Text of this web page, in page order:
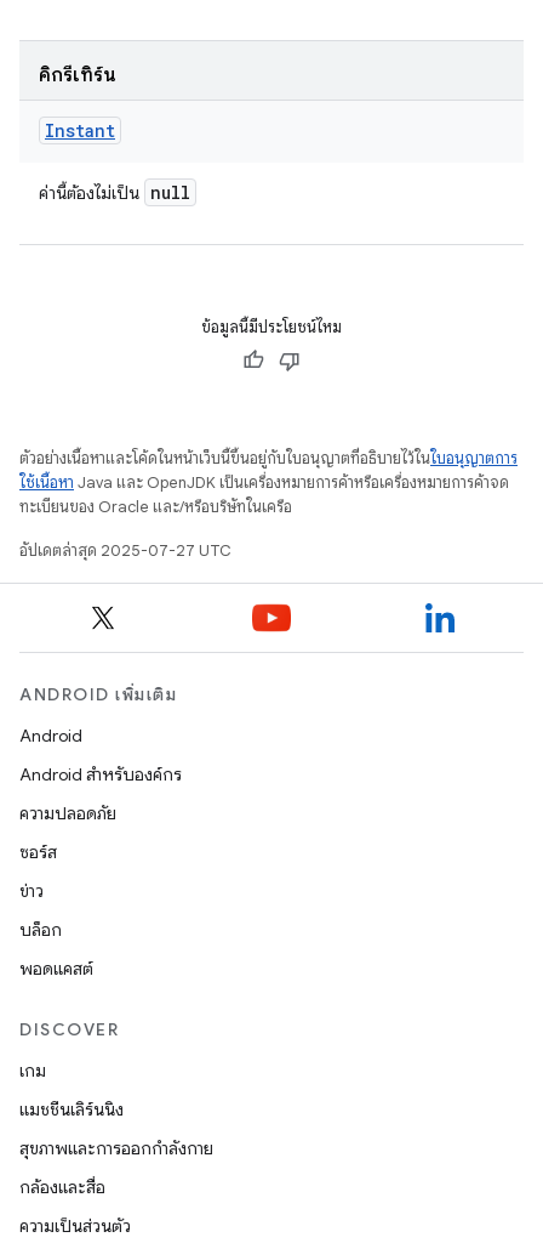
คิกรีเทิร์น
Instant
ค่านี้ต้องไม่เป็น null
ข้อมูลนี้มีประโยชน์ไหม
ตัวอย่างเนื้อหาและโค้ดในหน้าเว็บนี้ขึ้นอยู่กับใบอนุญาตที่อธิบายไว้ในใบอนุญาตการ
ใช้เนื้อหา Java และ OpenJDK เป็นเครื่องหมายการค้าหรือเครื่องหมายการค้าจด
ทะเบียนของ Oracle และ/หรือบริษัทในเครือ
อัปเดตล่าสุด 2025-07-27 UTC
ANDROID เพิ่มเติม
Android
Android สำหรับองค์กร
ความปลอดภัย
ซอร์ส
ข่าว
บล็อก
พอดแคสต์
DISCOVER
เกม
แมชชีนเลิร์นนิง
สุขภาพและการออกกำลังกาย
กล้องและสื่อ
ความเป็นส่วนตัว